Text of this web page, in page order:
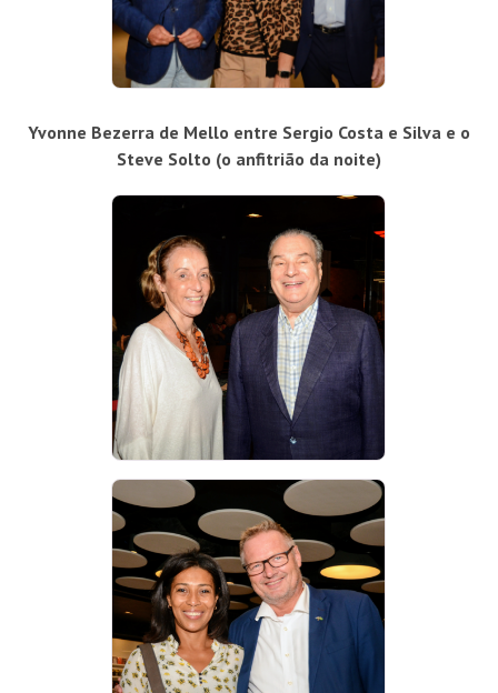
Yvonne Bezerra de Mello entre Sergio Costa e Silva e o
Steve Solto (o anfitrião da noite)